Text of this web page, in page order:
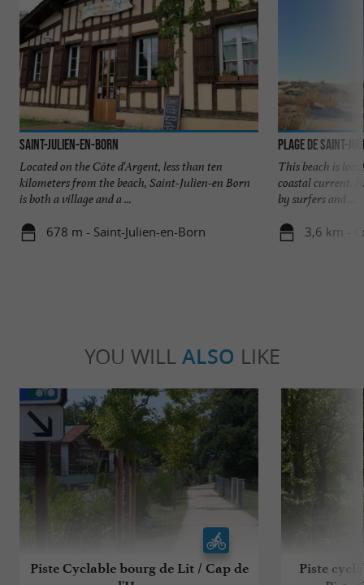
Saint-Julien-en-Born
Located on the Côte d'Argent, less than ten
kilometers from the beach, Saint-Julien-en Born
is both a village and a ...
678 m - Saint-Julien-en-Born
Plage de Saint-
This beach is
coastal current.
by surfers and ...
3,6 km -
YOU WILL ALSO LIKE
Piste Cyclable bourg de Lit / Cap de
Piste